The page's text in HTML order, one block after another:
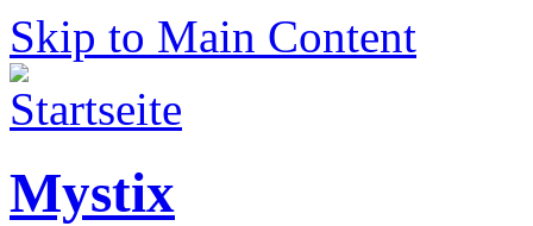
Skip to Main Content
Mystix